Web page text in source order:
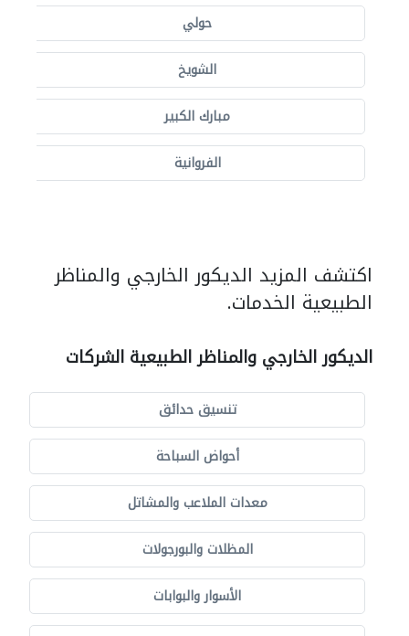
حولي
الشويخ
مبارك الكبير
الفروانية
اكتشف المزيد الديكور الخارجي والمناظر
الطبيعية الخدمات.
الديكور الخارجي والمناظر الطبيعية الشركات
تنسيق حدائق
أحواض السباحة
معدات الملاعب والمشاتل
المظلات والبورجولات
الأسوار والبوابات